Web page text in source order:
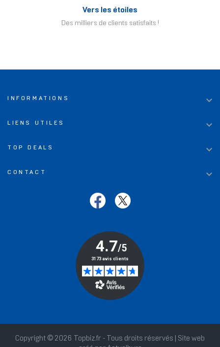
Vers les étoiles
Des milliers de clients satisfaits !
INFORMATIONS 
LIENS UTILES 
TOP DEALS 
CONTACT 
Copyright © 2026 Topbiz.fr - Tous droits réservés | Site web